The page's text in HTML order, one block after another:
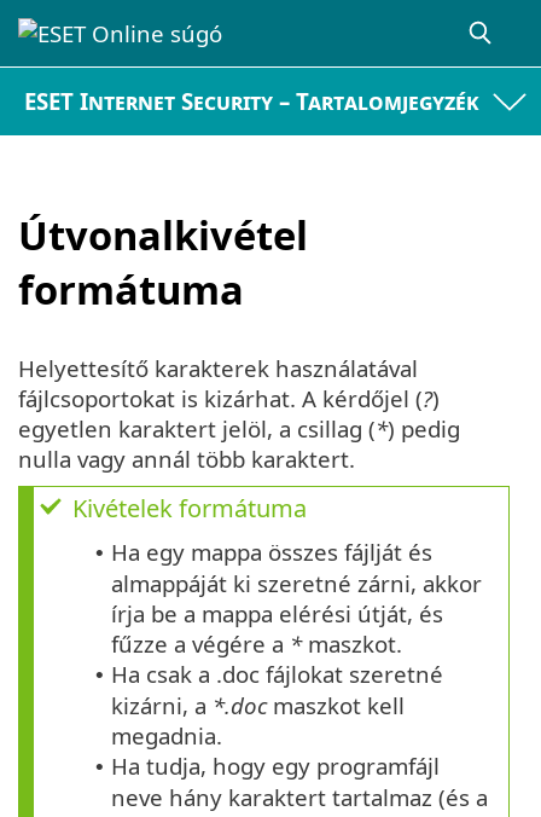
ESET Internet Security – Tartalomjegyzék
Útvonalkivétel
formátuma
Helyettesítő karakterek használatával
fájlcsoportokat is kizárhat. A kérdőjel (?)
egyetlen karaktert jelöl, a csillag (*) pedig
nulla vagy annál több karaktert.
Kivételek formátuma
• Ha egy mappa összes fájlját és
almappáját ki szeretné zárni, akkor
írja be a mappa elérési útját, és
fűzze a végére a *maszkot.
• Ha csak a .doc fájlokat szeretné
kizárni, a *.docmaszkot kell
megadnia.
• Ha tudja, hogy egy programfájl
neve hány karaktert tartalmaz (és a